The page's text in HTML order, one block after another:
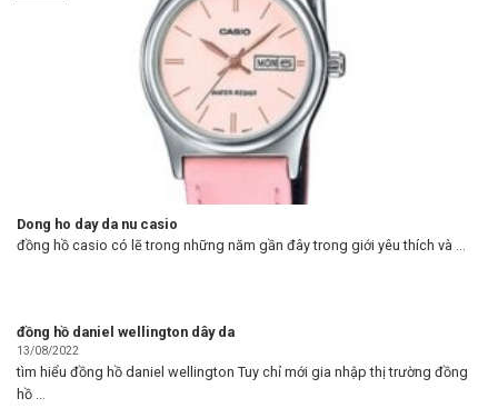
Dong ho day da nu casio
đồng hồ casio có lẽ trong những năm gần đây trong giới yêu thích và ...
đồng hồ daniel wellington dây da
13/08/2022
tìm hiểu đồng hồ daniel wellington Tuy chỉ mới gia nhập thị trường đồng
hồ ...